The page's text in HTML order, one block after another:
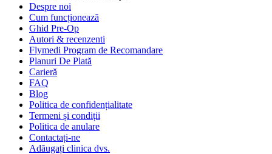
Despre noi
Cum funcționează
Ghid Pre-Op
Autori & recenzenti
Flymedi Program de Recomandare
Planuri De Plată
Carieră
FAQ
Blog
Politica de confidențialitate
Termeni și condiții
Politica de anulare
Contactați-ne
Adăugați clinica dvs.